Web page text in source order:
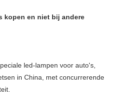
kopen en niet bij andere
led-lampen voor auto's,
in China, met concurrerende